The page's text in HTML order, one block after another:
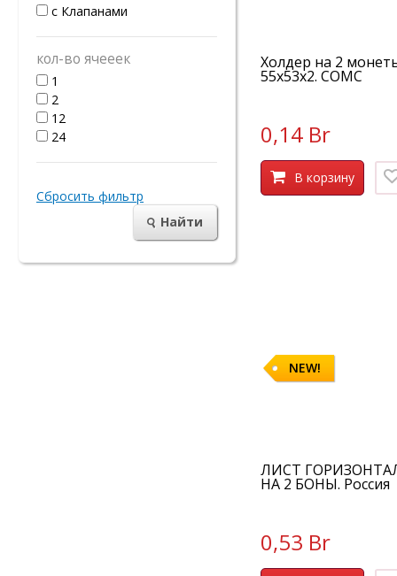
с Клапанами
кол-во ячееек
1
2
12
24
Сбросить фильтр
Найти
Холдер на 2
55х53х2. СОМС
0,14 Br
В корзину
NEW!
ЛИСТ
НА 2 БОНЫ. Россия
0,53 Br